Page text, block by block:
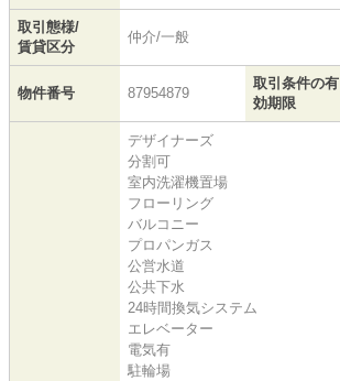
取引態様/
賃貸区分
仲介/一般
物件番号 87954879
取引条件の有
効期限
デザイナーズ
分割可
室内洗濯機置場
フローリング
バルコニー
プロパンガス
公営水道
公共下水
24時間換気システム
エレベーター
電気有
駐輪場